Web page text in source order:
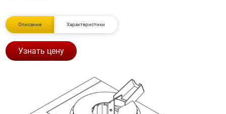
Описание Характеристики
Узнать цену